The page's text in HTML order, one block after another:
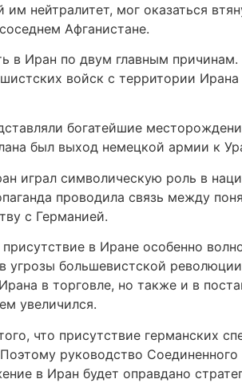
нейтралитет, мог оказаться
Афганистане.
в Иран по двум главным причинам.
войск с территории
богатейшие
был выход немецкой армии к
играл символическую роль в
проводила связь между
с Германией.
в Иране особенно
угрозы большевистской
в торговле, но также и в
увеличился.
что присутствие германских
руководство
в Иран будет оправдано